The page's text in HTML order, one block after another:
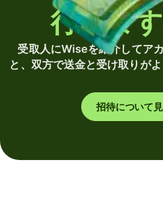
行いま
受取人にWiseを紹介してア
と、双方で送金と受け取りがよ
招待について